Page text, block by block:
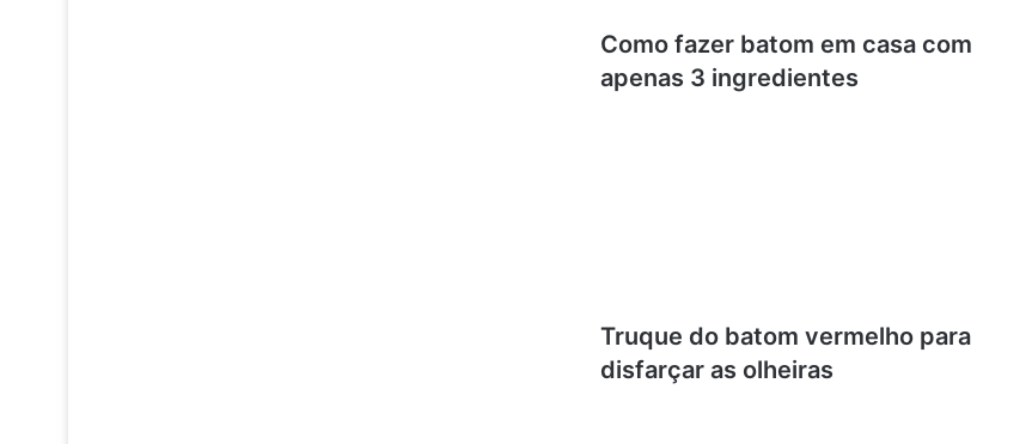
Como fazer batom em casa com
apenas 3 ingredientes
Truque do batom vermelho para
disfarçar as olheiras